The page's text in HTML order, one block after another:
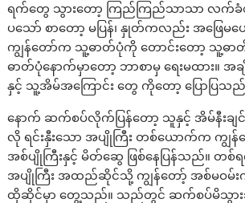
ရက်တွေ သွားတော့ ကြည်ကြည်သာသာ လက်ခံစ
ပသော် စာတော့ မပြန်၊ နှုတ်ကလည်း အဖြေမပေ
ကျွန်တော်က သူ့ဓာတ်ပုံကို တောင်းတော့ သူ့ဓာ
ဓာတ်ပုံနောက်မှာတော့ ဘာစာမှ ရေးမထား။ အ
နှင့် သူ့အိမ်အကြောင်း တွေ ကိုတော့ ပြောပြသည်
နောက် ဆက်စပ်လိုက်ပြန်တော့ သူနှင့် အိမ်နီးချ
လို ရင်းနှီးသော အပျိုကြီး တစ်ယောက်က ကျွန်
အစ်ပျိုကြီးနှင့် မိတ်ဆွေ ဖြစ်နေပြန်သည်။ တ
အပျိုကြီး အထည်ဆိုင်သို့ ကျွန်တော့် အစ်မဝမ်
ထိုဆိုင်မှာ တွေ့သည်။ သည်တွင် ဆက်စပ်မိသွာ